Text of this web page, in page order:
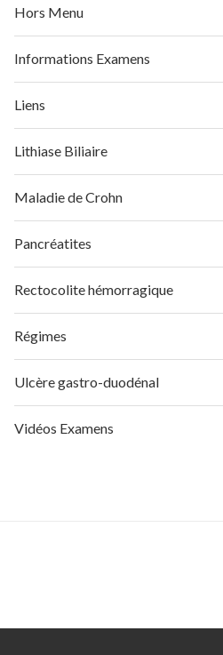
Hors Menu
Informations Examens
Liens
Lithiase Biliaire
Maladie de Crohn
Pancréatites
Rectocolite hémorragique
Régimes
Ulcère gastro-duodénal
Vidéos Examens